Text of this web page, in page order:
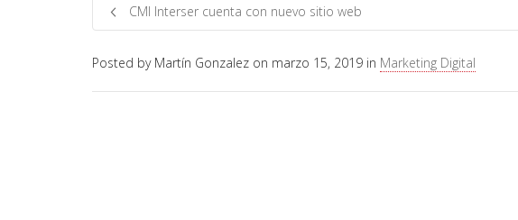
CMI Interser cuenta con nuevo sitio web
Posted by Martín Gonzalez on marzo 15, 2019 in Marketing Digital